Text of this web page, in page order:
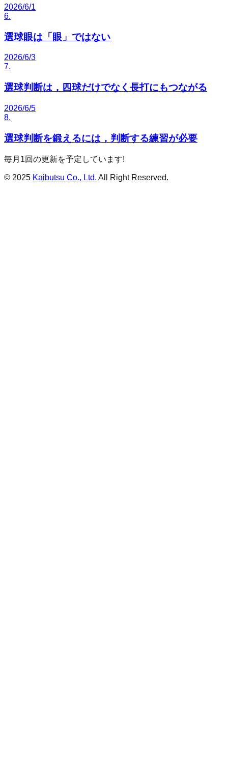
2026/6/1
6.
選球眼は「眼」ではない
2026/6/3
7.
選球判断は，四球だけでなく長打にもつながる
2026/6/5
8.
選球判断を鍛えるには，判断する練習が必要
毎月1回の更新を予定しています!
© 2025 Kaibutsu Co., Ltd. All Right Reserved.